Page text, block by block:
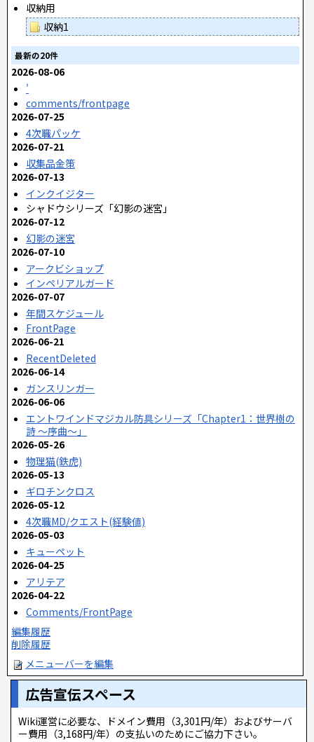
収納用
収納1
最新の20件
2026-08-06
'
comments/frontpage
2026-07-25
4次職パッケ
2026-07-21
収集品金策
2026-07-13
インクイジター
シャドウシリーズ「幻影の迷宮」
2026-07-12
幻影の迷宮
2026-07-10
アークビショップ
インペリアルガード
2026-07-07
年間スケジュール
FrontPage
2026-06-21
RecentDeleted
2026-06-14
ガンスリンガー
2026-06-06
エントワインドマジカル防具シリーズ「Chapter1：世界樹の
詩 ～序曲～」
2026-05-26
物理猫(鉄虎)
2026-05-13
ギロチンクロス
2026-05-12
4次職MD/クエスト(経験値)
2026-05-03
キューペット
2026-04-25
アリテア
2026-04-22
Comments/FrontPage
編集履歴
削除履歴
メニューバーを編集
広告宣伝スペース
Wiki運営に必要な、ドメイン費用（3,301円/年）およびサーバ
ー費用（3,168円/年）の支払いのためにご協力下さい。